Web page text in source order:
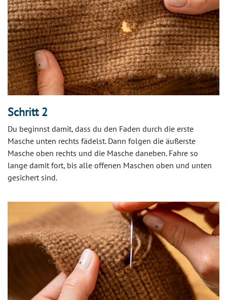
Schritt 2
Du beginnst damit, dass du den Faden durch die erste
Masche unten rechts fädelst. Dann folgen die äußerste
Masche oben rechts und die Masche daneben. Fahre so
lange damit fort, bis alle offenen Maschen oben und unten
gesichert sind.